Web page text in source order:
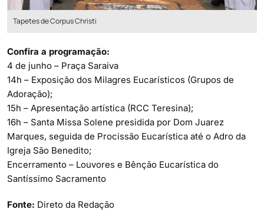
Tapetes de Corpus Christi
Confira a programação:
4 de junho – Praça Saraiva
14h – Exposição dos Milagres Eucarísticos (Grupos de
Adoração);
15h – Apresentação artística (RCC Teresina);
16h – Santa Missa Solene presidida por Dom Juarez
Marques, seguida de Procissão Eucarística até o Adro da
Igreja São Benedito;
Encerramento – Louvores e Bênção Eucarística do
Santíssimo Sacramento
Fonte: Direto da Redação